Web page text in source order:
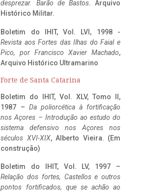
desprezar. Barão de Bastos. Arquivo
Histórico Militar.
Boletim do IHIT, Vol. LVI, 1998 -
Revista aos Fortes das Ilhas do Faial e
Pico, por Francisco Xavier Machado,
Arquivo Histórico Ultramarino
Forte de Santa Catarina
Boletim do IHIT, Vol. XLV, Tomo II,
1987 – Da poliorcética à fortificação
nos Açores – Introdução ao estudo do
sistema defensivo nos Açores nos
séculos XVI-XIX, Alberto Vieira. (Em
construção)
Boletim do IHIT, Vol. LV, 1997 –
Relação dos fortes, Castellos e outros
pontos fortificados, que se achão ao